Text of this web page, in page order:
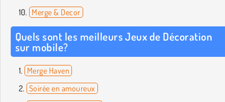
Merge & Decor
Quels sont les meilleurs Jeux de Décoration
sur mobile?
Merge Haven
Soirée en amoureux